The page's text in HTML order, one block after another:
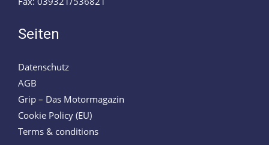
Seiten
Datenschutz
AGB
Grip – Das Motormagazin
Cookie Policy (EU)
Terms & conditions